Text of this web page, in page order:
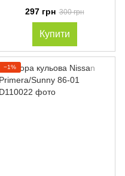
297 грн 300 грн
Купити
−1%